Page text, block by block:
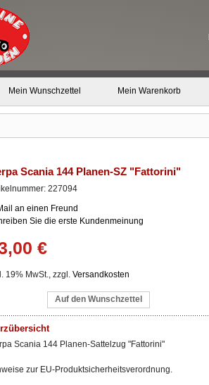
Mein Wunschzettel Mein Warenkorb
Scania 144 Planen-SZ "Fattorini"
227094
an einen Freund
Sie die erste Kundenmeinung
€
19% MwSt., zzgl. Versandkosten
Auf den Wunschzettel
Scania 144 Planen-Sattelzug "Fattorini"
zur EU-Produktsicherheitsverordnung.